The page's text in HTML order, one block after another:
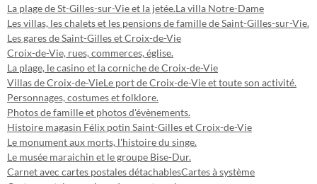
La plage de St-Gilles-sur-Vie et la jetée.La villa Notre-Dame
Les villas, les chalets et les pensions de famille de Saint-Gilles-sur-Vie.
Les gares de Saint-Gilles et Croix-de-Vie
Croix-de-Vie, rues, commerces, église.
La plage, le casino et la corniche de Croix-de-Vie
Villas de Croix-de-VieLe port de Croix-de-Vie et toute son activité.
Personnages, costumes et folklore.
Photos de famille et photos d'évènements.
Histoire magasin Félix potin Saint-Gilles et Croix-de-Vie
Le monument aux morts, l'histoire du singe.
Le musée maraichin et le groupe Bise-Dur.
Carnet avec cartes postales détachablesCartes à système